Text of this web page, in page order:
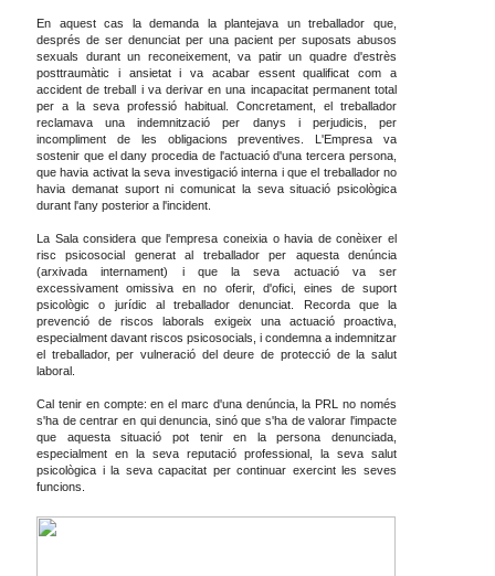
En aquest cas la demanda la plantejava un treballador que,
després de ser denunciat per una pacient per suposats abusos
sexuals durant un reconeixement, va patir un quadre d'estrès
posttraumàtic i ansietat i va acabar essent qualificat com a
accident de treball i va derivar en una incapacitat permanent total
per a la seva professió habitual. Concretament, el treballador
reclamava una indemnització per danys i perjudicis, per
incompliment de les obligacions preventives. L'Empresa va
sostenir que el dany procedia de l'actuació d'una tercera persona,
que havia activat la seva investigació interna i que el treballador no
havia demanat suport ni comunicat la seva situació psicològica
durant l'any posterior a l'incident.
La Sala considera que l'empresa coneixia o havia de conèixer el
risc psicosocial generat al treballador per aquesta denúncia
(arxivada internament) i que la seva actuació va ser
excessivament omissiva en no oferir, d'ofici, eines de suport
psicològic o jurídic al treballador denunciat. Recorda que la
prevenció de riscos laborals exigeix una actuació proactiva,
especialment davant riscos psicosocials, i condemna a indemnitzar
el treballador, per vulneració del deure de protecció de la salut
laboral.
Cal tenir en compte: en el marc d'una denúncia, la PRL no només
s'ha de centrar en qui denuncia, sinó que s'ha de valorar l'impacte
que aquesta situació pot tenir en la persona denunciada,
especialment en la seva reputació professional, la seva salut
psicològica i la seva capacitat per continuar exercint les seves
funcions.